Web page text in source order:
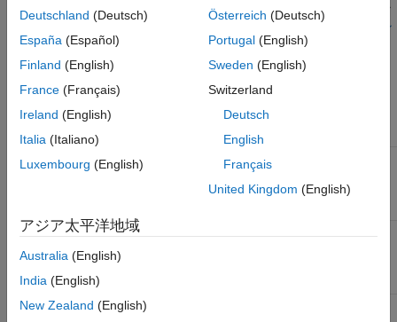
ドの等価値を決定する方法を示しています。データ型オーバーラ
イドの詳細については、
固定小数点のインストルメンテーション
およびデータ型オーバーライド
を参照してください。
入力信号ま
たはパラメ
ーター タイ
プ
データ型オ
ドの適用対
象
継承される
Double
All numeric
Floating-
Single
All numeric
組み込み
Scaled
Deutschland (Deutsch)
España (Español)
Finland (English)
France (Français)
Ireland (English)
Italia (Italiano)
Luxembourg (English)
Österreich (Deutsch)
Portugal(English)
Sweden (English)
Switzerland
Deutsch
English
Français
United Kingdom (English)
アジア太平洋地域
Australia (English)
India (English)
New Zealand (English)